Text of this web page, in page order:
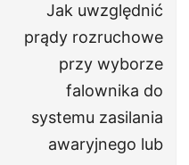
Jak uwzględnić
prądy rozruchowe
przy wyborze
falownika do
systemu zasilania
awaryjnego lub